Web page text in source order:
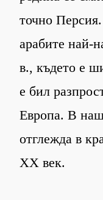
точно
арабите най-
в., където е
е бил
Европа. В
отглежда в
ХХ век.